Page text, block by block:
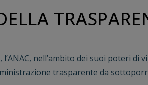
l’ANAC, nell’ambito dei suoi poteri di
trasparente da